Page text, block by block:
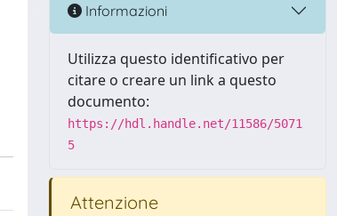
Informazioni
Utilizza questo identificativo per
citare o creare un link a questo
documento:
https://hdl.handle.net/11586/5071
5
Attenzione